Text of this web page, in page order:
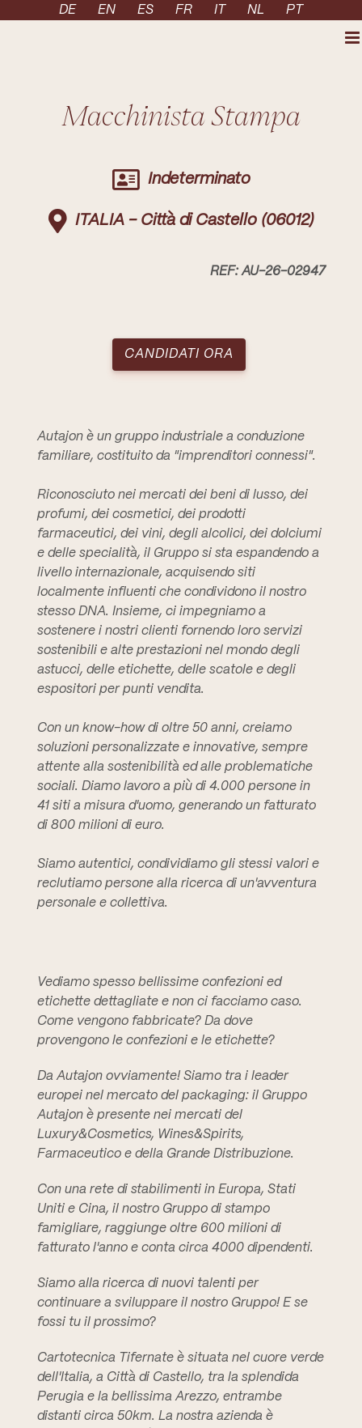
Skip to content
DE EN ES FR IT NL PT
Macchinista Stampa
Indeterminato
ITALIA- Città di Castello (06012)
REF: AU-26-02947
CANDIDATI ORA
Autajon è un gruppo industriale a conduzione
familiare, costituito da "imprenditori connessi".
Riconosciuto nei mercati dei beni di lusso, dei
profumi, dei cosmetici, dei prodotti
farmaceutici, dei vini, degli alcolici, dei dolciumi
e delle specialità, il Gruppo si sta espandendo a
livello internazionale, acquisendo siti
localmente influenti che condividono il nostro
stesso DNA. Insieme, ci impegniamo a
sostenere i nostri clienti fornendo loro servizi
sostenibili e alte prestazioni nel mondo degli
astucci, delle etichette, delle scatole e degli
espositori per punti vendita.
Con un know-how di oltre 50 anni, creiamo
soluzioni personalizzate e innovative, sempre
attente alla sostenibilità ed alle problematiche
sociali. Diamo lavoro a più di 4.000 persone in
41 siti a misura d'uomo, generando un fatturato
di 800 milioni di euro.
Siamo autentici, condividiamo gli stessi valori e
reclutiamo persone alla ricerca di un'avventura
personale e collettiva.
Vediamo spesso bellissime confezioni ed
etichette dettagliate e non ci facciamo caso.
Come vengono fabbricate? Da dove
provengono le confezioni e le etichette?
Da Autajon ovviamente! Siamo tra i leader
europei nel mercato del packaging: il Gruppo
Autajon è presente nei mercati del
Luxury&Cosmetics, Wines&Spirits,
Farmaceutico e della Grande Distribuzione.
Con una rete di stabilimenti in Europa, Stati
Uniti e Cina, il nostro Gruppo di stampo
famigliare, raggiunge oltre 600 milioni di
fatturato l'anno e conta circa 4000 dipendenti.
Siamo alla ricerca di nuovi talenti per
continuare a sviluppare il nostro Gruppo! E se
fossi tu il prossimo?
Cartotecnica Tifernate è situata nel cuore verde
dell'Italia, a Città di Castello, tra la splendida
Perugia e la bellissima Arezzo, entrambe
distanti circa 50km. La nostra azienda è